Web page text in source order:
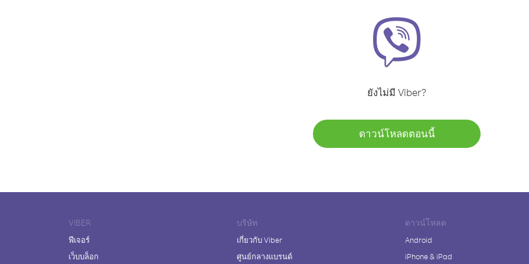
ยังไม่มี Viber?
ดาวน์โหลดตอนนี้
VIBER
ฟีเจอร์
เว็บบล็อก
บริษัท
เกี่ยวกับ Viber
ศูนย์กลางแบรนด์
ดาวน์โหลด
Android
iPhone & iPad